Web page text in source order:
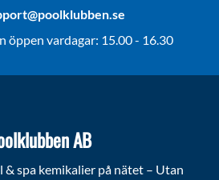
öppen vardagar: 15.00 - 16.30
AB
spa kemikalier på nätet – Utan